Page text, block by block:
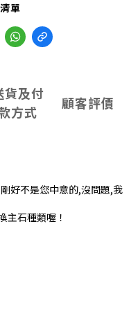
單
貨及付
方式
顧客評價
好不是您中意的,沒問題,我
石種類喔！